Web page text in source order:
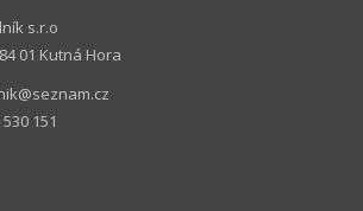
s.r.o
01 Kutná Hora
151